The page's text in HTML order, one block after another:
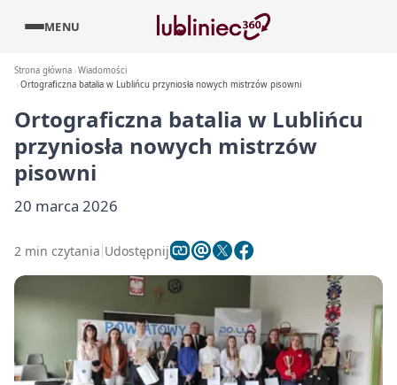
MENU
Strona główna Wiadomości
Ortograficzna batalia w Lublińcu przyniosła nowych mistrzów pisowni
Ortograficzna batalia w Lublińcu
przyniosła nowych mistrzów
pisowni
20 marca 2026
2 min czytania Udostępnij